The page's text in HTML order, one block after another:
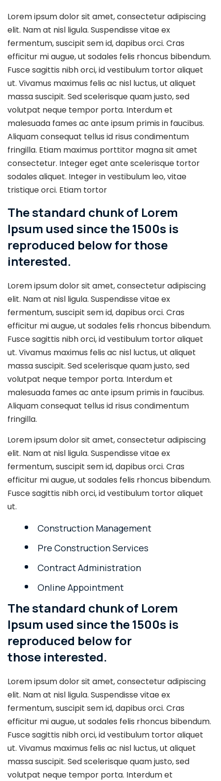
Lorem ipsum dolor sit amet, consectetur adipiscing
elit. Nam at nisl ligula. Suspendisse vitae ex
fermentum, suscipit sem id, dapibus orci. Cras
efficitur mi augue, ut sodales felis rhoncus bibendum.
Fusce sagittis nibh orci, id vestibulum tortor aliquet
ut. Vivamus maximus felis ac nisl luctus, ut aliquet
massa suscipit. Sed scelerisque quam justo, sed
volutpat neque tempor porta. Interdum et
malesuada fames ac ante ipsum primis in faucibus.
Aliquam consequat tellus id risus condimentum
fringilla. Etiam maximus porttitor magna sit amet
consectetur. Integer eget ante scelerisque tortor
sodales aliquet. Integer in vestibulum leo, vitae
tristique orci. Etiam tortor
The standard chunk of Lorem
Ipsum used since the 1500s is
reproduced below for those
interested.
Lorem ipsum dolor sit amet, consectetur adipiscing
elit. Nam at nisl ligula. Suspendisse vitae ex
fermentum, suscipit sem id, dapibus orci. Cras
efficitur mi augue, ut sodales felis rhoncus bibendum.
Fusce sagittis nibh orci, id vestibulum tortor aliquet
ut. Vivamus maximus felis ac nisl luctus, ut aliquet
massa suscipit. Sed scelerisque quam justo, sed
volutpat neque tempor porta. Interdum et
malesuada fames ac ante ipsum primis in faucibus.
Aliquam consequat tellus id risus condimentum
fringilla.
Lorem ipsum dolor sit amet, consectetur adipiscing
elit. Nam at nisl ligula. Suspendisse vitae ex
fermentum, suscipit sem id, dapibus orci. Cras
efficitur mi augue, ut sodales felis rhoncus bibendum.
Fusce sagittis nibh orci, id vestibulum tortor aliquet
ut.
Construction Management
Pre Construction Services
Contract Administration
Online Appointment
The standard chunk of Lorem
Ipsum used since the 1500s is
reproduced below for
those interested.
Lorem ipsum dolor sit amet, consectetur adipiscing
elit. Nam at nisl ligula. Suspendisse vitae ex
fermentum, suscipit sem id, dapibus orci. Cras
efficitur mi augue, ut sodales felis rhoncus bibendum.
Fusce sagittis nibh orci, id vestibulum tortor aliquet
ut. Vivamus maximus felis ac nisl luctus, ut aliquet
massa suscipit. Sed scelerisque quam justo, sed
volutpat neque tempor porta. Interdum et